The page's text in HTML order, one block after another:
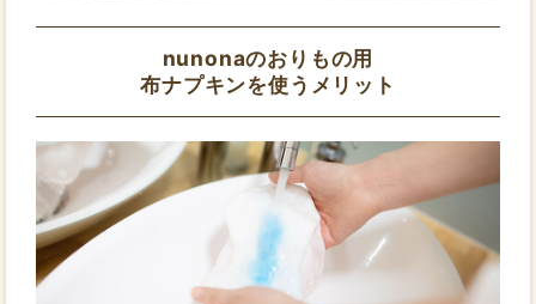
nunonaのおりもの用
布ナプキンを使うメリット